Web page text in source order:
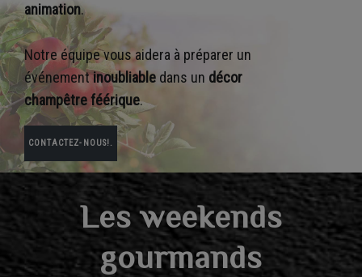
animation.
Notre équipe vous aidera à préparer un
événementinoubliable dans un décor
champêtre féérique.
CONTACTEZ-NOUS!.
Les weekends
gourmands